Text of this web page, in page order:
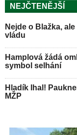
NEJČTENĚJŠÍ
Nejde o Blažka,
vládu
Hamplová žádá
symbol selhání
Hladík lhal!
MŽP